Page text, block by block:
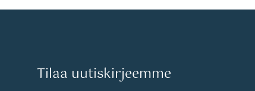
Tilaa uutiskirjeemme